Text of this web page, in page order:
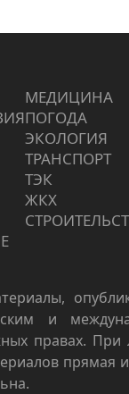
МЕДИЦИНА
ПОГОДА
ЭКОЛОГИЯ
ТРАНСПОРТ
ТЭК
ЖКХ
и
правах. При
прямая